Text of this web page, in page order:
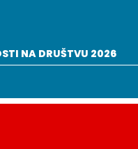
NA DRUŠTVU 2026